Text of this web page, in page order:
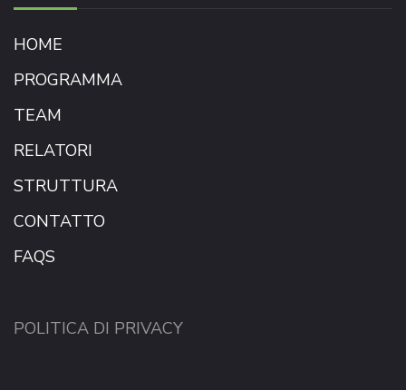
HOME
PROGRAMMA
TEAM
RELATORI
STRUTTURA
CONTATTO
FAQS
POLITICA DI PRIVACY